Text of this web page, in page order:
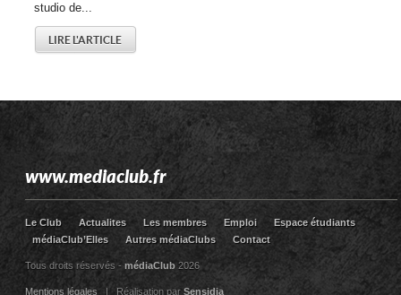
studio de...
LIRE L'ARTICLE
www.mediaclub.fr
Le Club Actualites Les membres Emploi
Espace étudiants
médiaClub’Elles
Autres médiaClubs Contact
Tous droits réservés -médiaClub 2026
Mentions légales| Réalisation parSensidia